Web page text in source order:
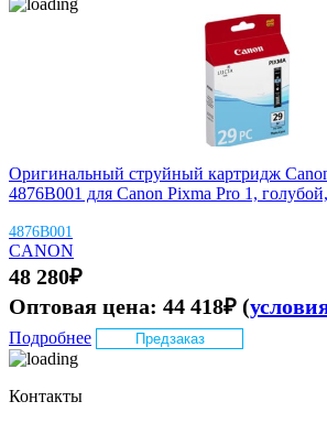
Оригинальный струйный картридж
4876B001 для Canon Pixma Pro 1,
4876B001
CANON
48 280₽
Оптовая цена: 44 418₽ (
Подробнее Предзаказ
Контакты